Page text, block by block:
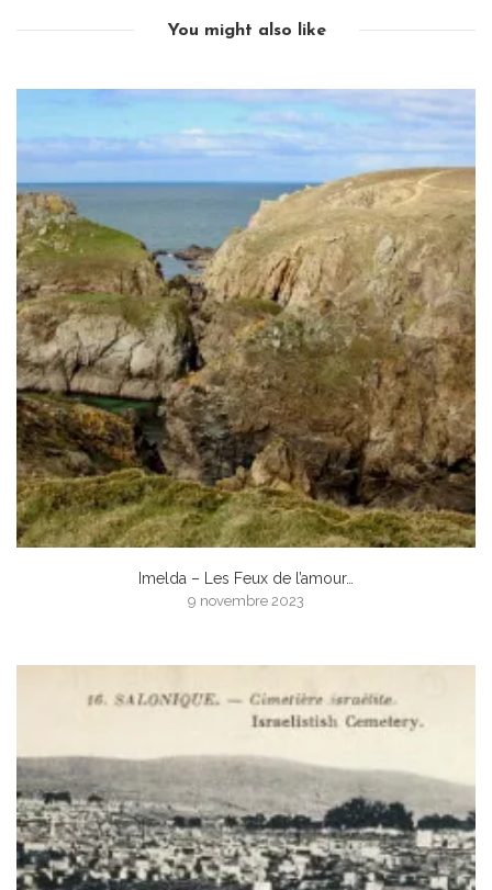
You might also like
Imelda – Les Feux de l’amour…
9 novembre 2023